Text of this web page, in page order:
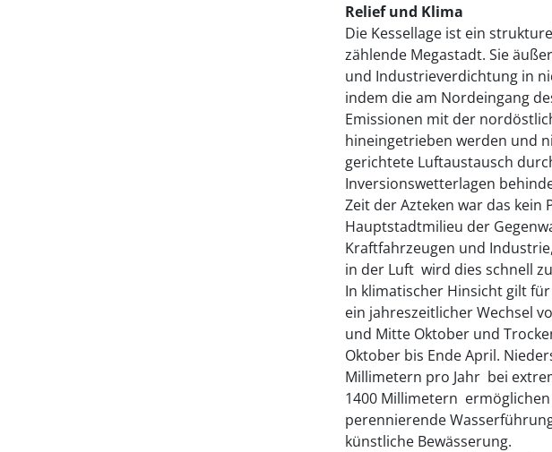
Relief und Klima
Die Kessellage ist ein
zählende Megastadt. Sie
und Industrieverdichtung in
indem die am Nordeingang
Emissionen mit der
hineingetrieben werden und
gerichtete Luftaustausch
Inversionswetterlagen
Zeit der Azteken war das
Hauptstadtmilieu der
Kraftfahrzeugen und
in der Luft  wird dies schnell
In klimatischer Hinsicht gilt
ein jahreszeitlicher Wechsel
und Mitte Oktober und
Oktober bis Ende April.
Millimetern pro Jahr  bei
1400 Millimetern 
perennierende
künstliche Bewässerung.